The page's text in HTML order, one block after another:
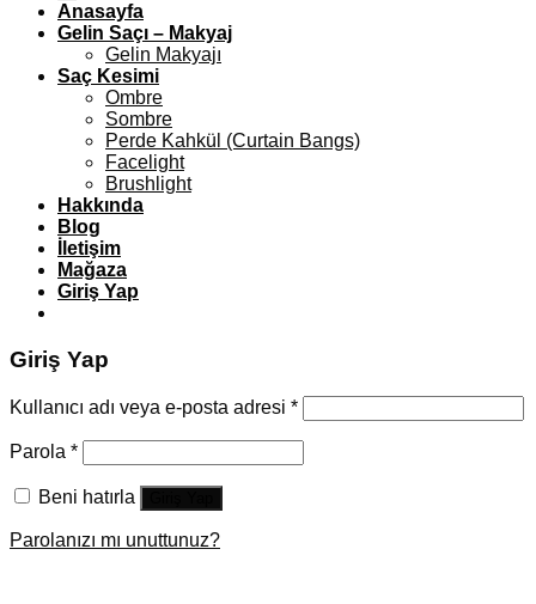
Anasayfa
Gelin Saçı – Makyaj
Gelin Makyajı
Saç Kesimi
Ombre
Sombre
Perde Kahkül (Curtain Bangs)
Facelight
Brushlight
Hakkında
Blog
İletişim
Mağaza
Giriş Yap
Giriş Yap
Kullanıcı adı veya e-posta adresi *
Parola *
Beni hatırla
Parolanızı mı unuttunuz?